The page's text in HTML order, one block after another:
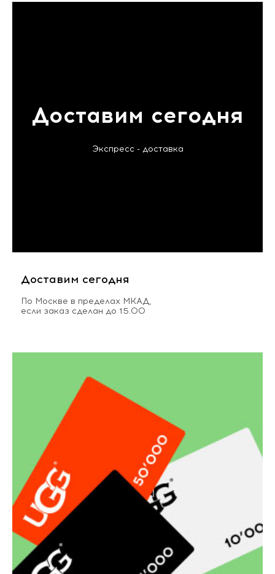
Доставим сегодня
Экспресс - доставка
Доставим сегодня
По Москве в пределах МКАД,
если заказ сделан до 15.00